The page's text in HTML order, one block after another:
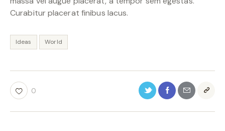
Curabitur placerat finibus lacus.
Ideas World
0